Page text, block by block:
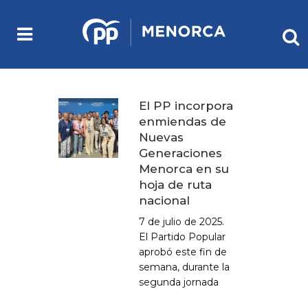
El PP incorpora
enmiendas de
Nuevas
Generaciones
Menorca en su
hoja de ruta
nacional
7 de julio de 2025.
El Partido Popular
aprobó este fin de
semana, durante la
segunda jornada